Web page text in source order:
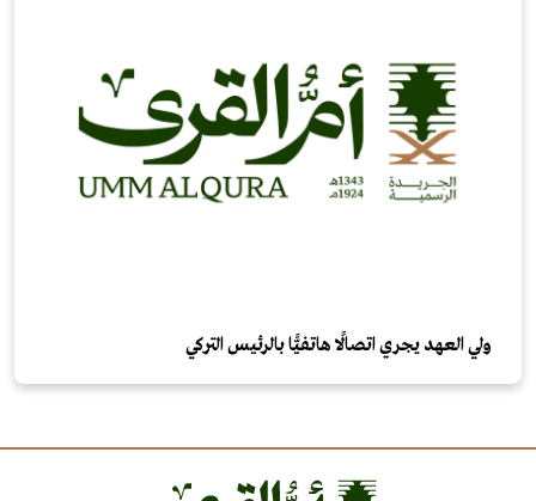
ولي العهد يجري اتصالًا هاتفيًّا بالرئيس التركي